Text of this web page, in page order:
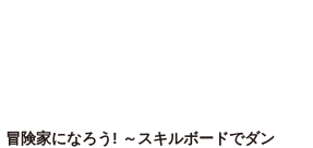
冒険家になろう! ～スキルボードでダン